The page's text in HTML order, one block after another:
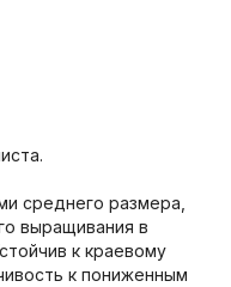
среднего размера,
выращивания в
к краевому
к пониженным